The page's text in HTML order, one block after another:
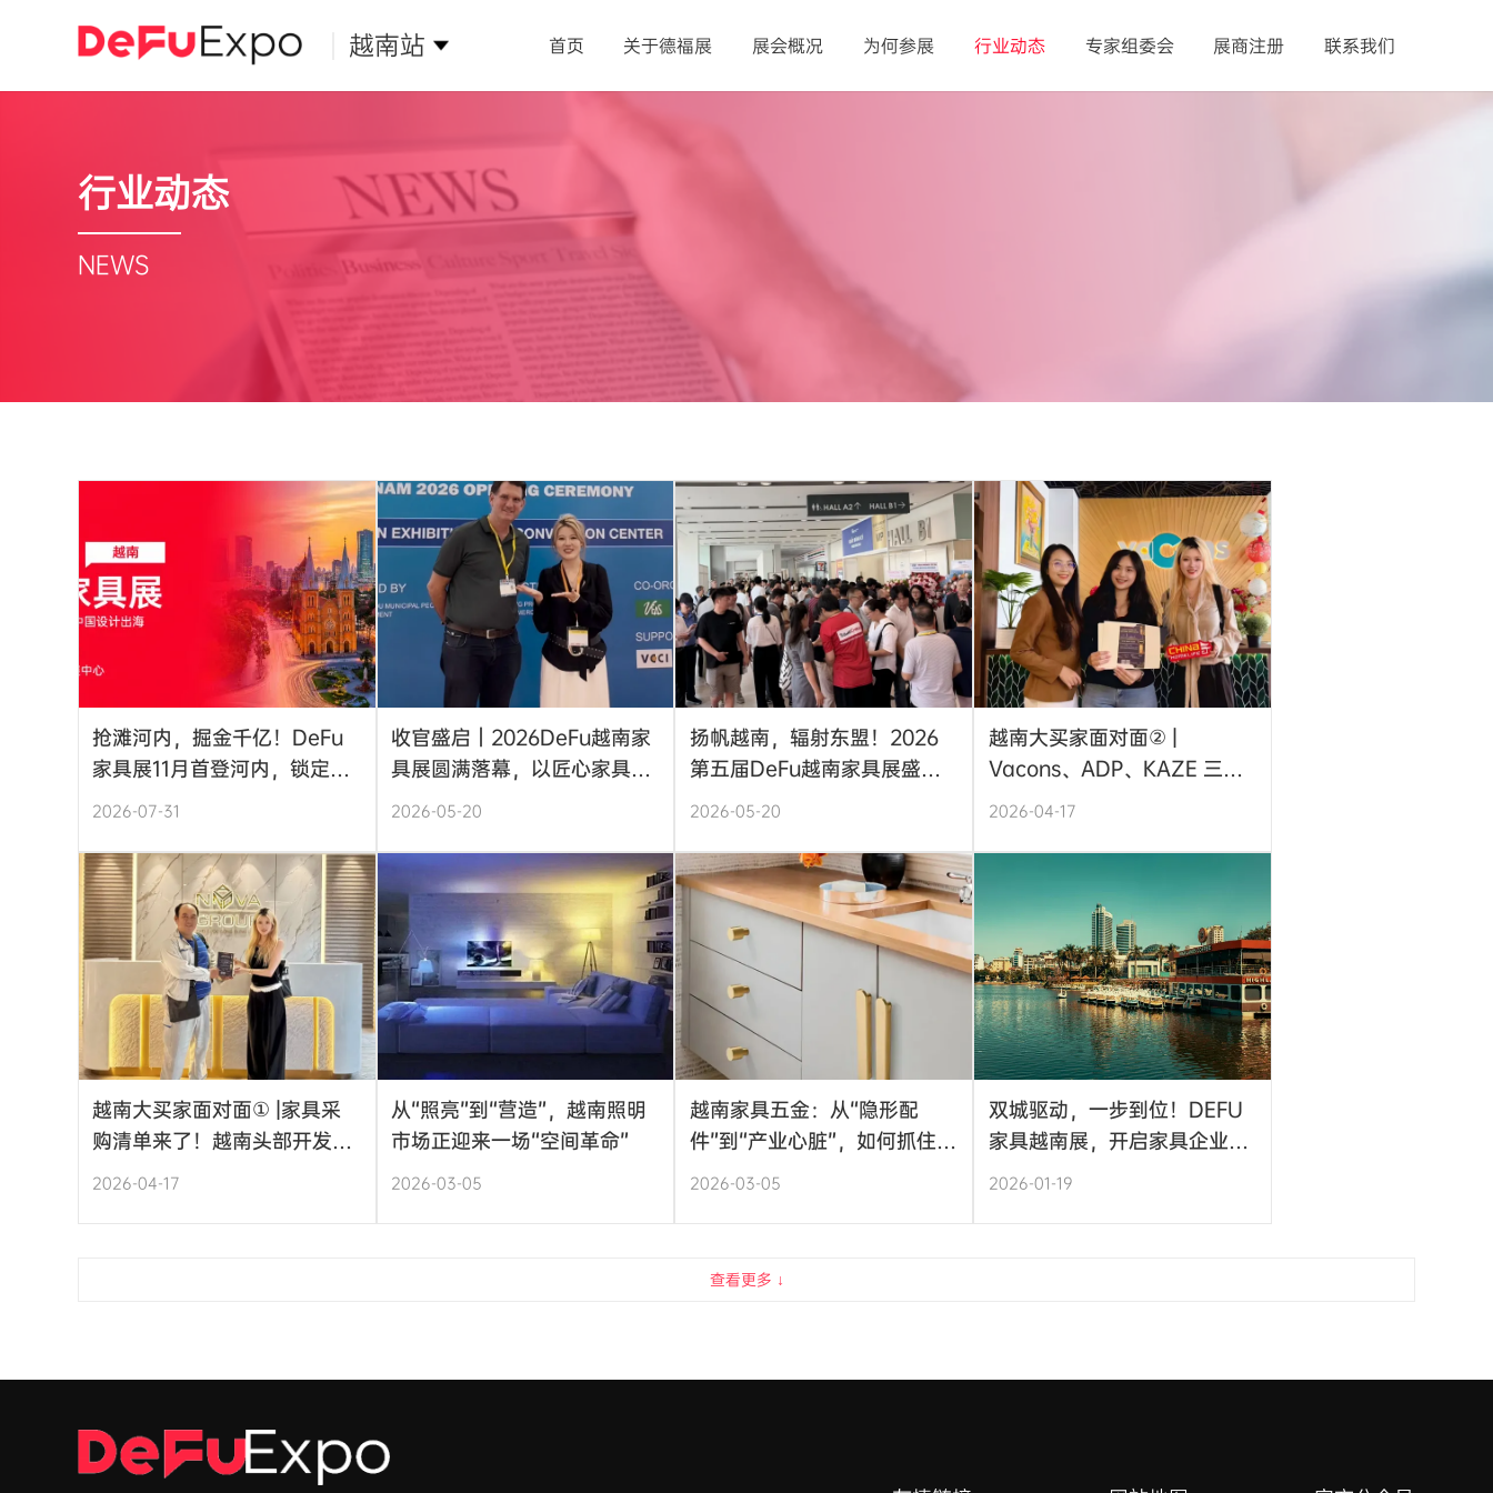
越南站 首页 关于德福展 展会概况 为何参展 行业动态 专家组委会 展商注册 联系我们
行业动态
NEWS
抢滩河内，掘金千亿！DeFu
家具展11月首登河内，锁定中
产阶级升级采购黄金窗口
2026-07-31
收官盛启｜2026DeFu越南家
具展圆满落幕，以匠心家具链
接东南亚广阔蓝海
2026-05-20
扬帆越南，辐射东盟！2026
第五届DeFu越南家具展盛大
开幕
2026-05-20
越南大买家面对面② |
Vacons、ADP、KAZE 三大
头部室内设计公司将出席5月
2026-04-17
越南大买家面对面① |家具采
购清单来了！越南头部开发商
Novaland 、Ngan Tin
2026-04-17
从“照亮”到“营造”，越南照明
市场正迎来一场“空间革命”
2026-03-05
越南家具五金：从“隐形配
件”到“产业心脏”，如何抓住百
亿市场的下一个风口？
2026-03-05
双城驱动，一步到位！DEFU
家具越南展，开启家具企业增
长新引擎
2026-01-19
查看更多 ↓